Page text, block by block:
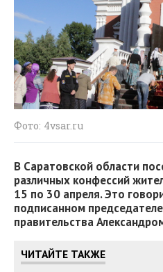
Фото: 4vsar.ru
В Саратовской области
различных конфессий
15 по 30 апреля. Это
подписанном
правительства
ЧИТАЙТЕ ТАКЖЕ